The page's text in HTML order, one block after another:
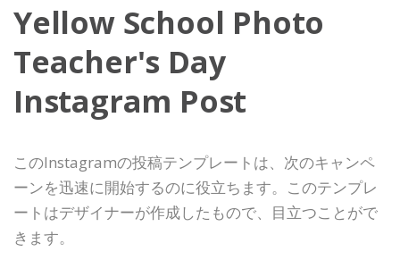
Yellow School Photo
Teacher's Day
Instagram Post
このInstagramの投稿テンプレートは、次のキャンペ
ーンを迅速に開始するのに役立ちます。このテンプレ
ートはデザイナーが作成したもので、目立つことがで
きます。